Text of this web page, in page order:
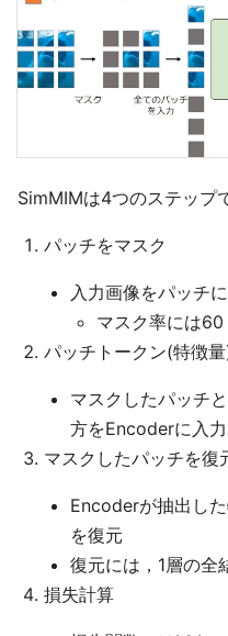
SimMIMは4つのステップ
パッチをマスク
入力画像をパッチ
マスク率には60
パッチトークン(特徴
マスクしたパッチ
方をEncoderに入
マスクしたパッチを復
Encoderが抽出し
を復元
復元には，1層の全
損失計算